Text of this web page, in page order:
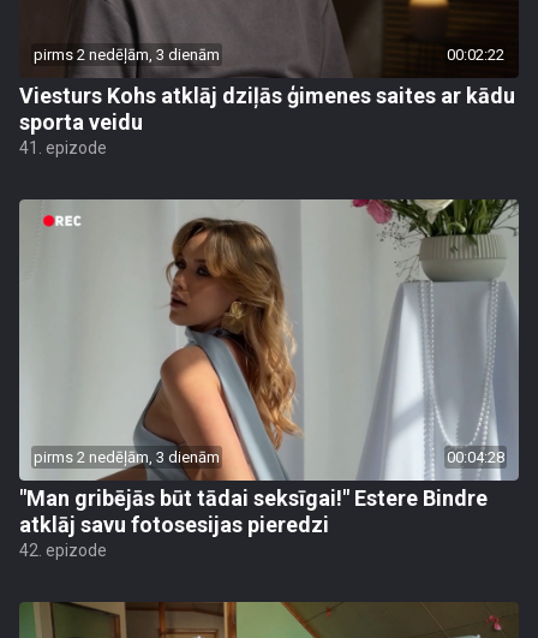
pirms 2 nedēļām, 3 dienām 00:02:22
Viesturs Kohs atklāj dziļās ģimenes saites ar kādu
sporta veidu
41. epizode
pirms 2 nedēļām, 3 dienām 00:04:28
"Man gribējās būt tādai seksīgai!" Estere Bindre
atklāj savu fotosesijas pieredzi
42. epizode